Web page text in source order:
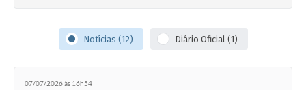
Notícias (12) Diário Oficial (1)
07/07/2026 às 16h54